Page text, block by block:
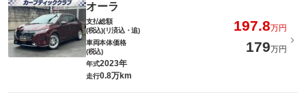
オーラ
支払総額
(税込)(リ済込・追)
197.8万円
車両本体価格
(税込)
179万円
年式2023年
走行0.8万km